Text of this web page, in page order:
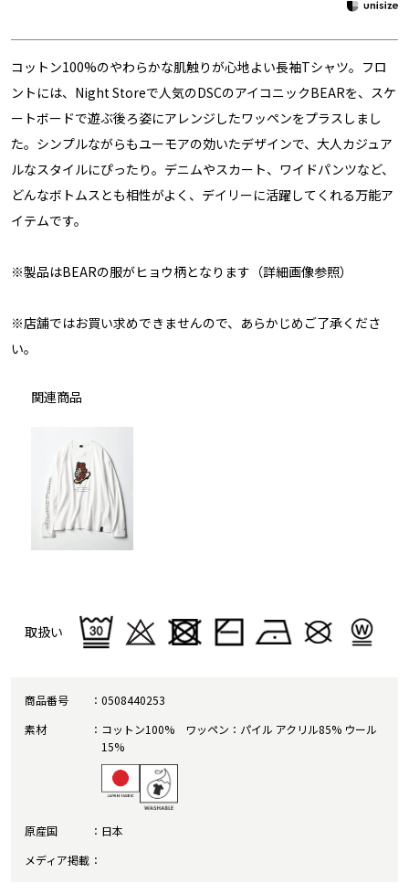
コットン100%のやわらかな肌触りが心地よい長袖Tシャツ。フロ
ントには、Night Storeで人気のDSCのアイコニックBEARを、スケ
ートボードで遊ぶ後ろ姿にアレンジしたワッペンをプラスしまし
た。シンプルながらもユーモアの効いたデザインで、大人カジュア
ルなスタイルにぴったり。デニムやスカート、ワイドパンツなど、
どんなボトムスとも相性がよく、デイリーに活躍してくれる万能ア
イテムです。
※製品はBEARの服がヒョウ柄となります（詳細画像参照）
※店舗ではお買い求めできませんので、あらかじめご了承くださ
い。
関連商品
取扱い
商品番号
0508440253
素材
コットン100% ワッペン：パイル アクリル85% ウール
15%
原産国
日本
メディア掲載